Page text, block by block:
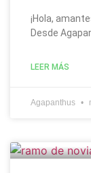
¡Hola,
Desde
LEER MÁS
Agapanthus